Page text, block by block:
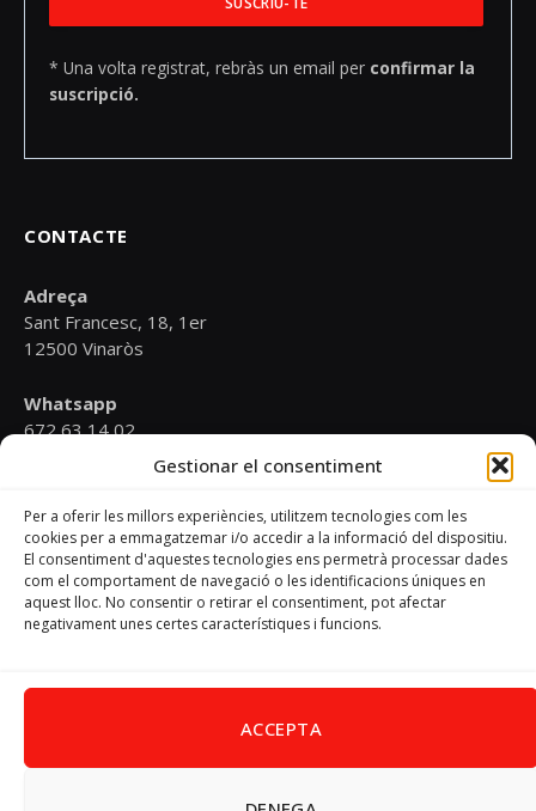
Gestionar el consentiment
Per a oferir les millors experiències, utilitzem tecnologies com les
cookies per a emmagatzemar i/o accedir a la informació del dispositiu.
El consentiment d'aquestes tecnologies ens permetrà processar dades
com el comportament de navegació o les identificacions úniques en
aquest lloc. No consentir o retirar el consentiment, pot afectar
negativament unes certes característiques i funcions.
ACCEPTA
* Una volta registrat, rebràs un email per confirmar la
suscripció.
CONTACTE
Adreça
Sant Francesc, 18, 1er
12500 Vinaròs
Whatsapp
672 63 14 02
psoevinaros@gmail.com
Horari
Dilluns de 19:00 a 20:30 h